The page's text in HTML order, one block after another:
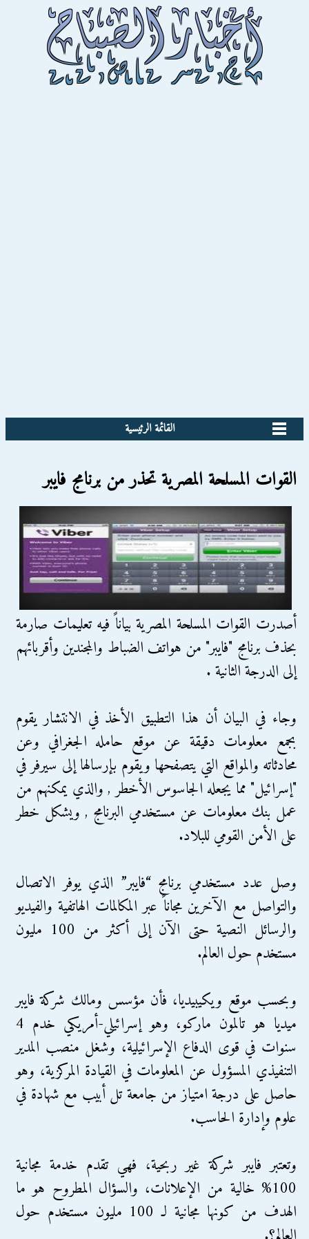
القائمة الرئيسية
القوات المسلحة المصرية تحذر من برنامج فايبر
أصدرت القوات المسلحة المصرية بياناً فيه تعليمات صارمة
بحذف برنامج "فايبر" من هواتف الضباط والمجندين وأقربائهم
إلى الدرجة الثانية .
وجاء في البيان أن هذا التطبيق الأخذ في الانتشار يقوم
بجمع معلومات دقيقة عن موقع حامله الجغرافي وعن
محادثاته والمواقع التي يتصفحها ويقوم بإرسالها إلى سيرفر في
"إسرائيل" مما يجعله الجاسوس الأخطر , والذي يمكنهم من
عمل بنك معلومات عن مستخدمي البرنامج , ويشكل خطر
على الأمن القومي للبلاد.
وصل عدد مستخدمي برنامج “فايبر” الذي يوفر الاتصال
والتواصل مع الآخرين مجاناً عبر المكالمات الهاتفية والفيديو
والرسائل النصية حتى الآن إلى أكثر من 100 مليون
مستخدم حول العالم.
وبحسب موقع ويكيبيديا، فأن مؤسس ومالك شركة فايبر
ميديا هو تالمون ماركو، وهو إسرائيلي-أمريكي خدم 4
سنوات في قوى الدفاع الإسرائيلية، وشغل منصب المدير
التنفيذي المسؤول عن المعلومات في القيادة المركزية، وهو
حاصل على درجة امتياز من جامعة تل أبيب مع شهادة في
علوم وإدارة الحاسب.
وتعتبر فايبر شركة غير ربحية، فهي تقدم خدمة مجانية
100% خالية من الإعلانات، والسؤال المطروح هو ما
الهدف من كونها مجانية لـ 100 مليون مستخدم حول